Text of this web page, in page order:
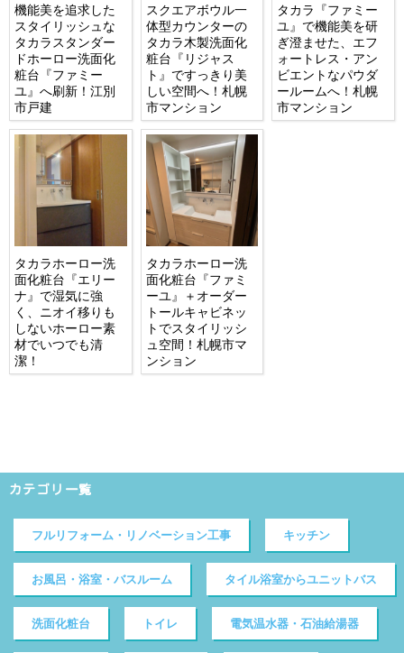
機能美を追求した
スタイリッシュな
タカラスタンダー
ドホーロー洗面化
粧台『ファミー
ユ』へ刷新！江別
市戸建
スクエアボウル一
体型カウンターの
タカラ木製洗面化
粧台『リジャス
ト』ですっきり美
しい空間へ！札幌
市マンション
タカラ『ファミー
ユ』で機能美を研
ぎ澄ませた、エフ
ォートレス・アン
ビエントなパウダ
ールームへ！札幌
市マンション
タカラホーロー洗
面化粧台『エリー
ナ』で湿気に強
く、ニオイ移りも
しないホーロー素
材でいつでも清
潔！
タカラホーロー洗
面化粧台『ファミ
ーユ』＋オーダー
トールキャビネッ
トでスタイリッシ
ュ空間！札幌市マ
ンション
カテゴリ一覧
フルリフォーム・リノベーション工事 キッチン
お風呂・浴室・バスルーム タイル浴室からユニットバス
洗面化粧台 トイレ 電気温水器・石油給湯器